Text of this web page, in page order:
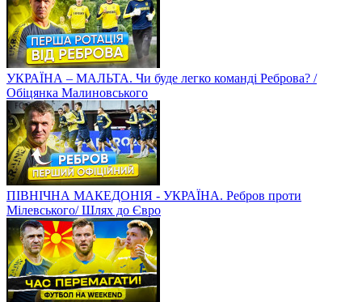
УКРАЇНА – МАЛЬТА. Чи буде легко команді Реброва? /
Обіцянка Малиновського
ПІВНІЧНА МАКЕДОНІЯ - УКРАЇНА. Ребров проти
Мілевського/ Шлях до Євро